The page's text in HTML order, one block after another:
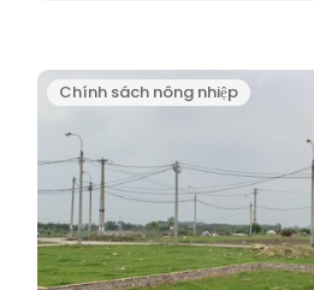
Chính sách nông nhiệp